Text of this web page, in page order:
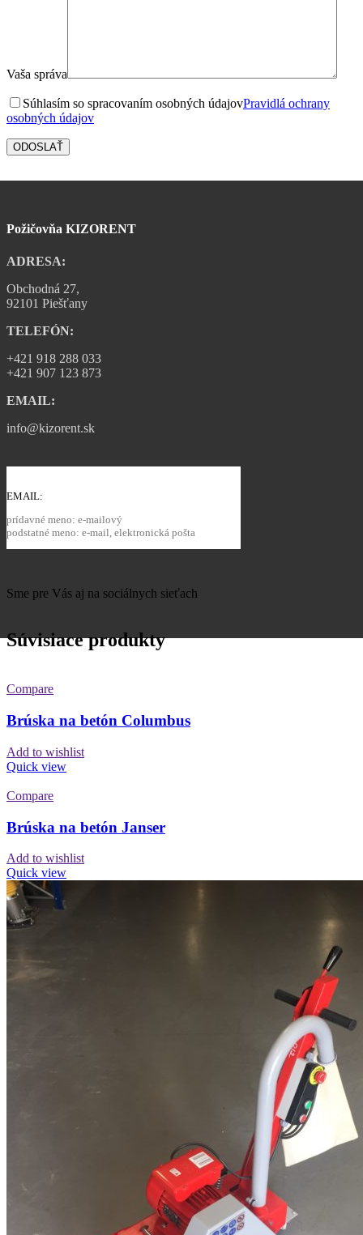
Vaša správa
Súhlasím so spracovaním osobných údajovPravidlá ochrany
osobných údajov
Požičovňa KIZORENT
ADRESA:
Obchodná 27,
92101 Piešťany
TELEFÓN:
+421 918 288 033
+421 907 123 873
EMAIL:
info@kizorent.sk
EMAIL:
prídavné meno: e-mailový
podstatné meno: e-mail, elektronická pošta
Sme pre Vás aj na sociálnych sieťach
Súvisiace produkty
Compare
Brúska na betón Columbus
Add to wishlist
Quick view
Compare
Brúska na betón Janser
Add to wishlist
Quick view